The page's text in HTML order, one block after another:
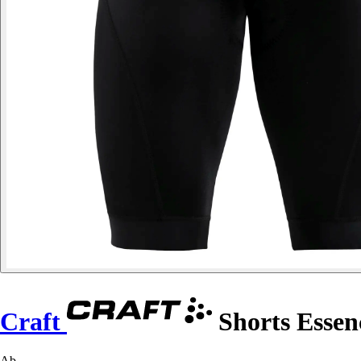
Craft Shorts